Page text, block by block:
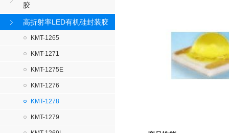
胶
高折射率LED有机硅封装胶
KMT-1265
KMT-1271
KMT-1275E
KMT-1276
KMT-1278
KMT-1279